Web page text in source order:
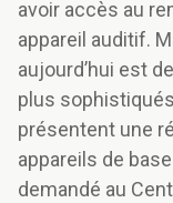
avoir accès au
appareil auditif.
aujourd’hui est
plus
présentent une
appareils de
demandé au